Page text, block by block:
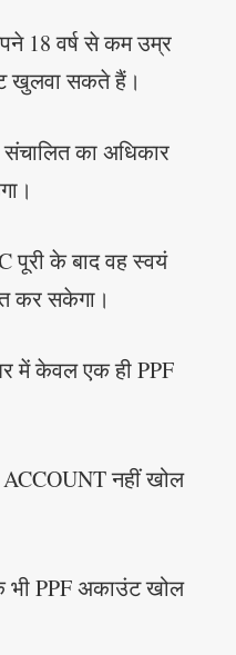
18 वर्ष से कम उम्र
खुलवा सकते हैं।
का अधिकार
पूरी के बाद वह स्वयं
कर सकेगा।
में केवल एक ही PPF
नहीं खोल
भी PPF अकाउंट खोल